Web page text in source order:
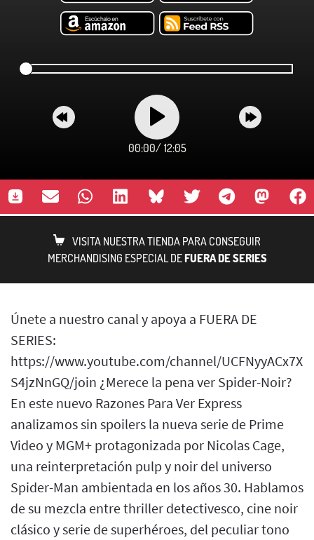
00:00/ 12:05
VISITA NUESTRA TIENDA PARA CONSEGUIR
MERCHANDISING ESPECIAL DEFUERA DE SERIES
Únete a nuestro canal y apoya a FUERA DE
SERIES:
https://www.youtube.com/channel/
S4jzNnGQ/join ¿Merece la pena ver Spider-Noir?
En este nuevo Razones Para Ver Express
analizamos sin spoilers la nueva serie de Prime
Video y MGM+ protagonizada por Nicolas Cage,
una reinterpretación pulp y noir del universo
Spider-Man ambientada en los años 30. Hablamos
de su mezcla entre thriller detectivesco, cine noir
clásico y serie de superhéroes, del peculiar tono